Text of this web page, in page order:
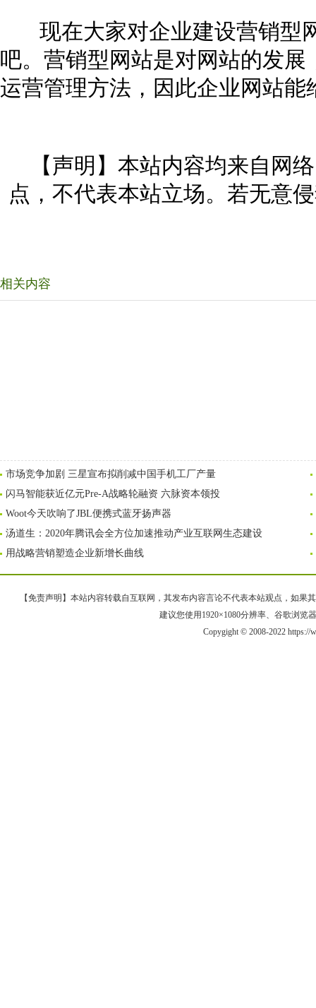
现在大家对企业建设营销型
吧。营销型网站是对网站的发
运营管理方法，因此企业网站
【声明】本站内容均来自网
点，不代表本站立场。若无意
相关内容
市场竞争加剧 三星宣布拟削减中国手机工厂产量
闪马智能获近亿元Pre-A战略轮融资 六脉资本领投
Woot今天吹响了JBL便携式蓝牙扬声器
汤道生：2020年腾讯会全方位加速推动产业互联网生态建设
用战略营销塑造企业新增长曲线
【免责声明】本站内容转载自互联网，其发布内容言论不代表本站观点，如果
建议您使用1920×1080分辨率、谷歌浏览
Copygight © 2008-2022 https://